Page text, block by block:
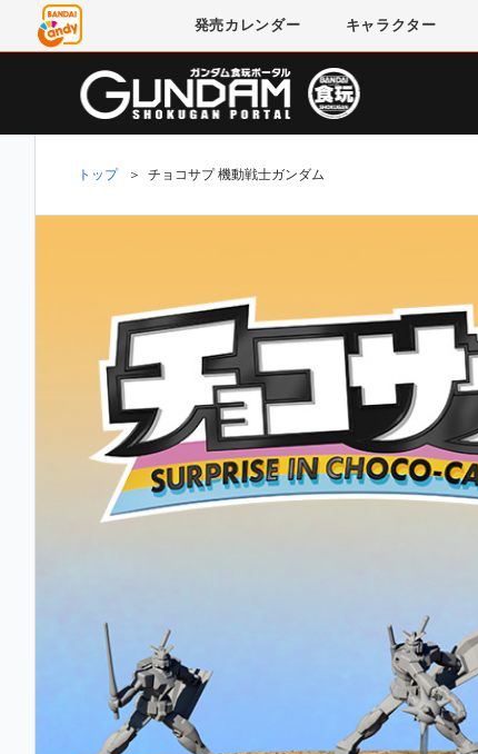
発売カレンダー キャラクター
トップ ＞ チョコサプ 機動戦士ガンダム